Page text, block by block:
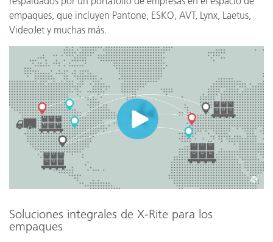
empaques, que incluyen Pantone, ESKO, AVT, Lynx, Laetus,
VideoJet y muchas más.
Soluciones integrales de X-Rite para los
empaques